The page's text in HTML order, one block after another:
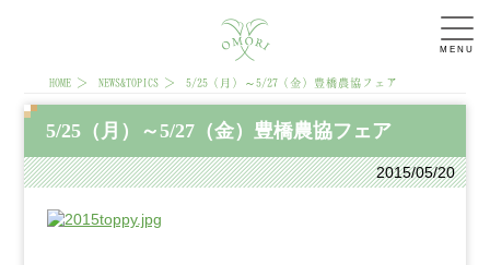
MENU
HOME NEWS&TOPICS 5/25（月）～5/27（金）豊橋農協フェア
5/25（月）～5/27（金）豊橋農協フェア
2015/05/20